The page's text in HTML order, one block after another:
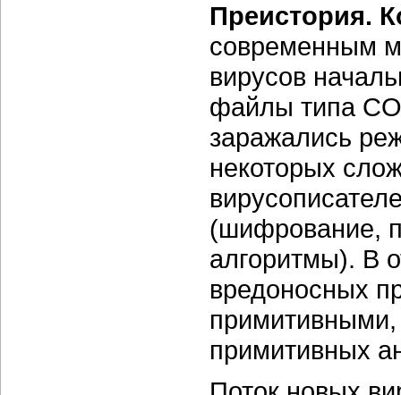
Преистория.
современным
вирусов
файлы типа
заражались
некоторых
(шифрование,
алгоритмы). В
вредоносных
примитивными,
примитивных